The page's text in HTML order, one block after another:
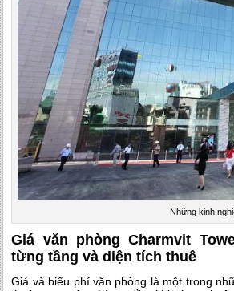
Những kinh
Giá văn phòng Charmvit
từng tầng và diện tích thuê
Giá và biểu phí văn phòng là một trong